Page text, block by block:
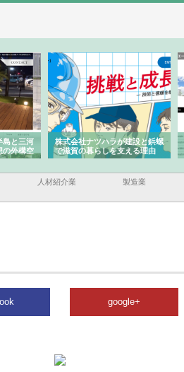
島と三河
の外構空
株式会社ナツハラが建設と鋲螺
で滋賀の暮らしを支える理由
人材紹介業 製造業
google+